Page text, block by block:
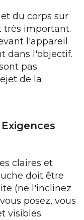
du corps sur
très important.
l'appareil
dans l'objectif.
pas
de la
claires et
doit être
(ne l'inclinez
posez, vous
visibles.